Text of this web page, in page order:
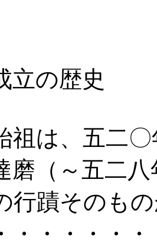
の歴史
は、五二
磨（～五二
行蹟そのも
・・・・・